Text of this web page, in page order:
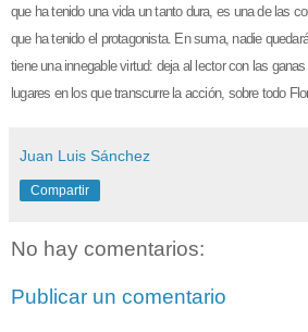
que ha tenido una vida un tanto dura, es una de las
que ha tenido el protagonista. En suma, nadie
tiene una innegable virtud: deja al lector con las
lugares en los que transcurre la acción, sobre todo
Juan Luis Sánchez
Compartir
No hay comentarios:
Publicar un comentario